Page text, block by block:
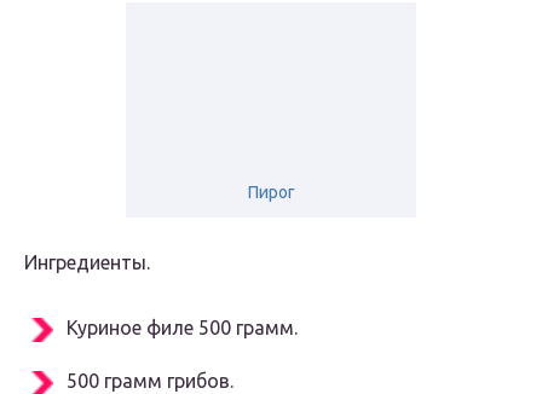
Пирог
Ингредиенты.
Куриное филе 500 грамм.
500 грамм грибов.